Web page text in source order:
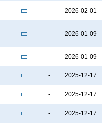
- 2026-02-01
- 2026-01-09
- 2026-01-09
- 2025-12-17
- 2025-12-17
- 2025-12-17